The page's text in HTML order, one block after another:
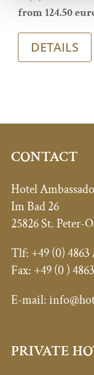
from 124.50
DETAILS
CONTACT
Hotel
Im Bad 26
25826 St. Peter-
Tlf: +49 (0)
Fax: +49 (0)
E-mail:
PRIVATE